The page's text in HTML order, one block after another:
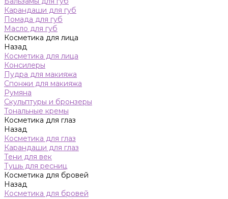
Карандаши для губ
Помада для губ
Масло для губ
Косметика для лица
Назад
Косметика для лица
Консилеры
Пудра для макияжа
Спонжи для макияжа
Румяна
Скульптуры и бронзеры
Тональные кремы
Косметика для глаз
Назад
Косметика для глаз
Карандаши для глаз
Тени для век
Тушь для ресниц
Косметика для бровей
Назад
Косметика для бровей